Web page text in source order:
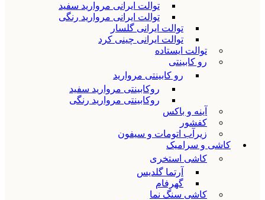
توالت ایرانی مروارید سفید
توالت ایرانی مروارید رنگی
توالت ایرانی گلسار
توالت ایرانی چینی کرد
توالت ایستاده
رو کابینتی
رو کابینتی مروارید
روکابینتی مروارید سفید
روکابینتی مروارید رنگی
آینه و باکس
کفشور
زیرآب اتومات و سیفون
کاشی و سرامیک
کاشی استخری
آرتما گلدیس
گهرفام
کاشی سنگ نما